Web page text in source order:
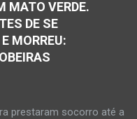
MATO VERDE.
DE SE
MORREU:
prestaram socorro até a